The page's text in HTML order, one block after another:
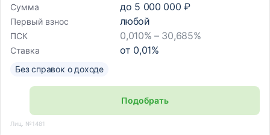
Сумма до 5 000 000 ₽
Первый взнос любой
ПСК 0,010% – 30,685%
Ставка от 0,01%
Без справок о доходе
Подобрать
Лиц. №1481